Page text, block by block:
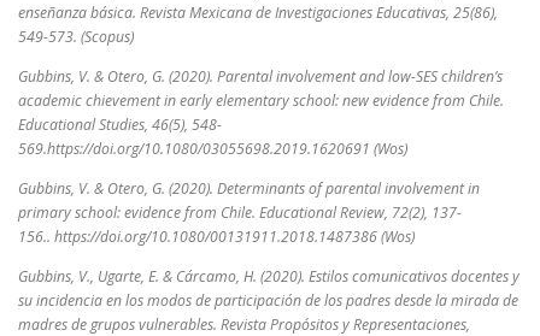
enseñanza básica. Revista Mexicana de Investigaciones Educativas, 25(86),
549-573. (Scopus)
Gubbins, V. & Otero, G. (2020). Parental involvement and low-SES children’s
academic chievement in early elementary school: new evidence from Chile.
Educational Studies, 46(5), 548-
569.https://doi.org/10.1080/03055698.2019.1620691 (Wos)
Gubbins, V. & Otero, G. (2020). Determinants of parental involvement in
primary school: evidence from Chile. Educational Review, 72(2), 137-
156.. https://doi.org/10.1080/00131911.2018.1487386 (Wos)
Gubbins, V., Ugarte, E. & Cárcamo, H. (2020). Estilos comunicativos docentes y
su incidencia en los modos de participación de los padres desde la mirada de
madres de grupos vulnerables. Revista Propósitos y Representaciones,